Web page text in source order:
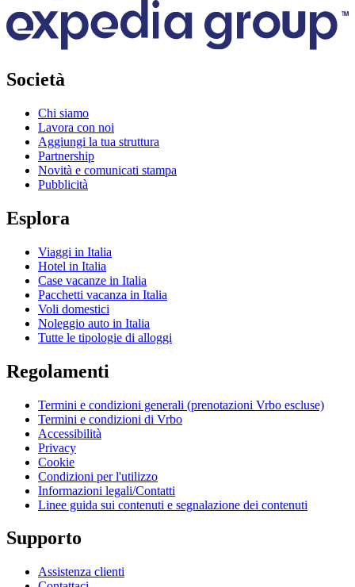
Società
Chi siamo
Lavora con noi
Aggiungi la tua struttura
Partnership
Novità e comunicati stampa
Pubblicità
Esplora
Viaggi in Italia
Hotel in Italia
Case vacanze in Italia
Pacchetti vacanza in Italia
Voli domestici
Noleggio auto in Italia
Tutte le tipologie di alloggi
Regolamenti
Termini e condizioni generali (prenotazioni Vrbo escluse)
Termini e condizioni di Vrbo
Accessibilità
Privacy
Cookie
Condizioni per l'utilizzo
Informazioni legali/Contatti
Linee guida sui contenuti e segnalazione dei contenuti
Supporto
Assistenza clienti